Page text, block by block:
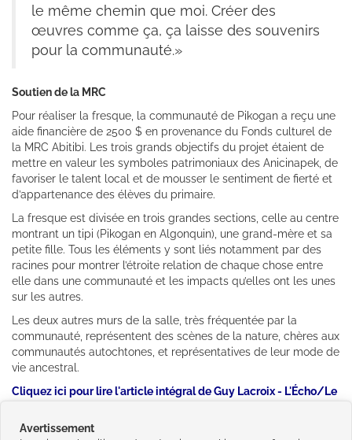
le même chemin que moi. Créer des
œuvres comme ça, ça laisse des souvenirs
pour la communauté.»
Soutien de la MRC
Pour réaliser la fresque, la communauté de Pikogan a reçu une
aide financière de 2500 $ en provenance du Fonds culturel de
la MRC Abitibi. Les trois grands objectifs du projet étaient de
mettre en valeur les symboles patrimoniaux des Anicinapek, de
favoriser le talent local et de mousser le sentiment de fierté et
d’appartenance des élèves du primaire.
La fresque est divisée en trois grandes sections, celle au centre
montrant un tipi (Pikogan en Algonquin), une grand-mère et sa
petite fille. Tous les éléments y sont liés notamment par des
racines pour montrer l’étroite relation de chaque chose entre
elle dans une communauté et les impacts qu’elles ont les unes
sur les autres.
Les deux autres murs de la salle, très fréquentée par la
communauté, représentent des scènes de la nature, chères aux
communautés autochtones, et représentatives de leur mode de
vie ancestral.
Cliquez ici pour lire l'article intégral de Guy Lacroix - L'Écho/Le
Avertissement